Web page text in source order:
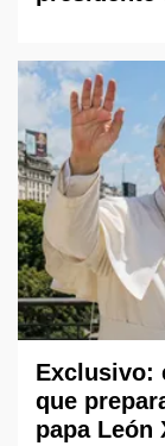
Exclusivo:
que
papa León